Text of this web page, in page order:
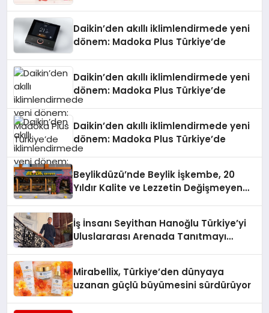
Daikin’den akıllı iklimlendirmede yeni
dönem: Madoka Plus Türkiye’de
Daikin’den akıllı iklimlendirmede yeni
dönem: Madoka Plus Türkiye’de
Daikin’den akıllı iklimlendirmede yeni
dönem: Madoka Plus Türkiye’de
Beylikdüzü’nde Beylik İşkembe, 20
Yıldır Kalite ve Lezzetin Değişmeyen
İş İnsanı Seyithan Hanoğlu Türkiye’yi
Uluslararası Arenada Tanıtmayı
Mirabellix, Türkiye’den dünyaya
uzanan güçlü büyümesini sürdürüyor